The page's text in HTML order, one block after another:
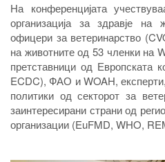
На конференцијата
организација за здравје на
офицери за ветеринарство
на животните од 53 членки на
претставници од Европската
ECDC), ФАО и WOAH,
политики од секторот за
заинтересирани страни од
организации (EuFMD, WHO,